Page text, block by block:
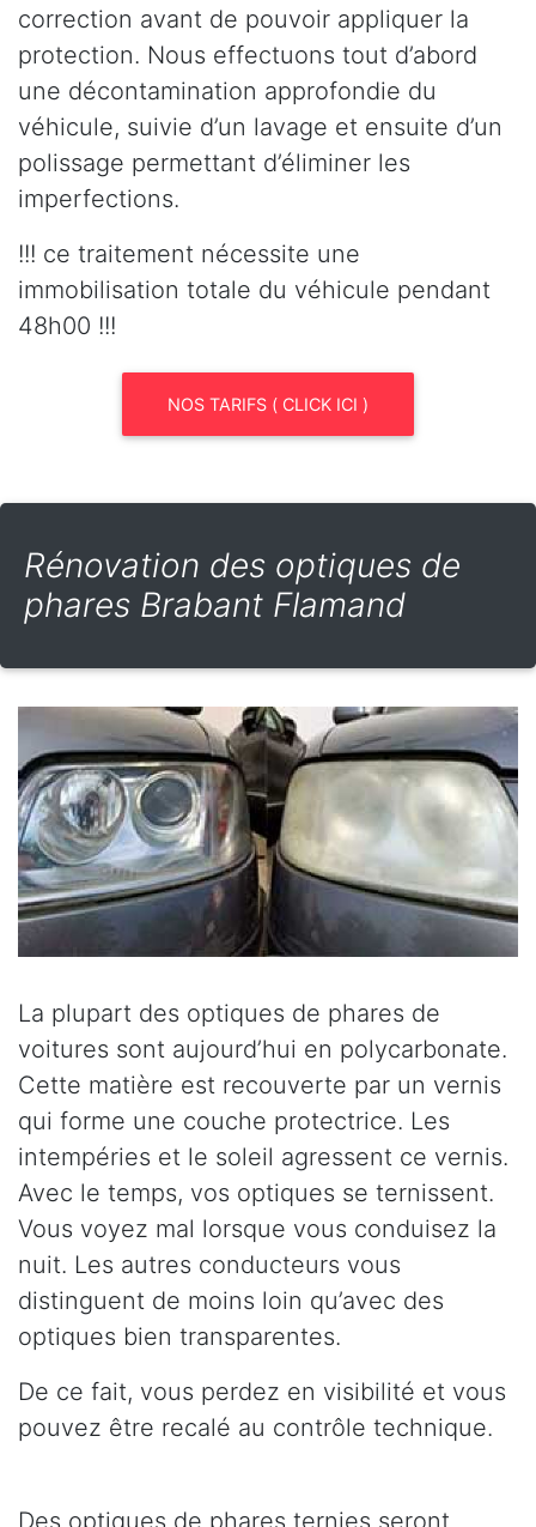
correction avant de pouvoir appliquer la
protection. Nous effectuons tout d’abord
une décontamination approfondie du
véhicule, suivie d’un lavage et ensuite d’un
polissage permettant d’éliminer les
imperfections.
!!! ce traitement nécessite une
immobilisation totale du véhicule pendant
48h00 !!!
NOS TARIFS ( CLICK ICI )
Rénovation des optiques de
phares Brabant Flamand
La plupart des optiques de phares de
voitures sont aujourd’hui en polycarbonate.
Cette matière est recouverte par un vernis
qui forme une couche protectrice. Les
intempéries et le soleil agressent ce vernis.
Avec le temps, vos optiques se ternissent.
Vous voyez mal lorsque vous conduisez la
nuit. Les autres conducteurs vous
distinguent de moins loin qu’avec des
optiques bien transparentes.
De ce fait, vous perdez en visibilité et vous
pouvez être recalé au contrôle technique.